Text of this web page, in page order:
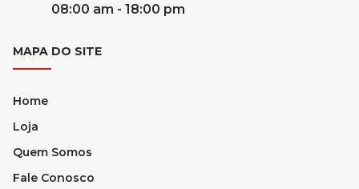
08:00 am - 18:00 pm
MAPA DO SITE
Home
Loja
Quem Somos
Fale Conosco